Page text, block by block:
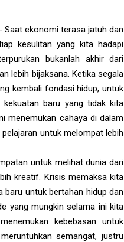
- Saat ekonomi terasa jatuh dan
kesulitan yang kita hadapi
bukanlah akhir dari
lebih bijaksana. Ketika segala
kembali fondasi hidup, untuk
kekuatan baru yang tidak kita
menemukan cahaya di dalam
untuk melompat lebih
untuk melihat dunia dari
kreatif. Krisis memaksa kita
untuk bertahan hidup dan
yang mungkin selama ini kita
kebebasan untuk
semangat, justru